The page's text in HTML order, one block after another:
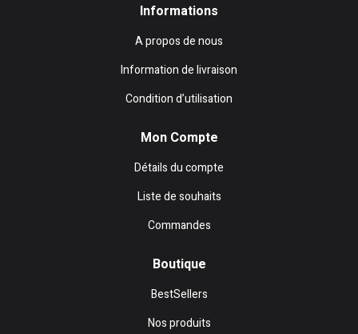
Informations
A propos de nous
Information de livraison
Condition d’utilisation
Mon Compte
Détails du compte
Liste de souhaits
Commandes
Boutique
BestSellers
Nos produits